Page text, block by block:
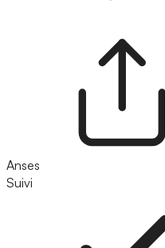
Anses
Suivi